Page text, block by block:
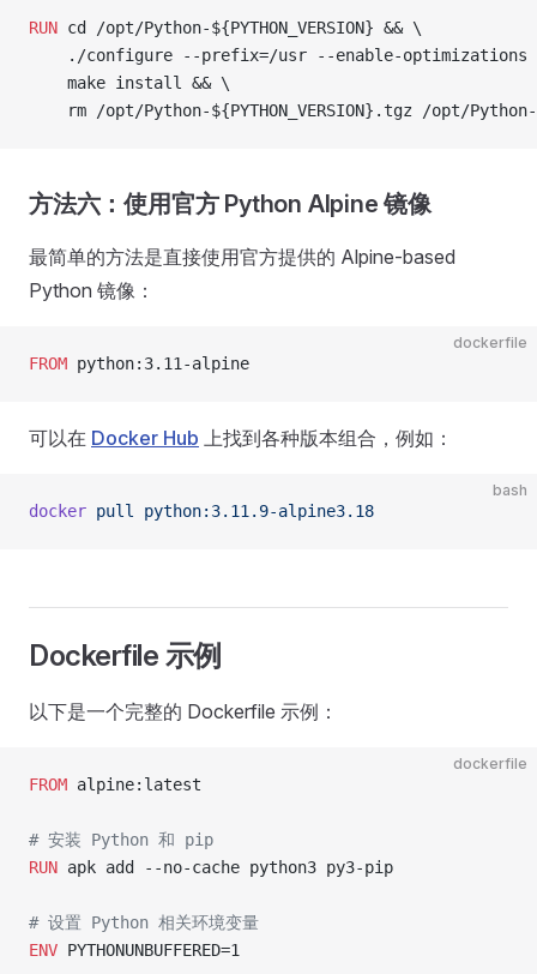
RUN cd /opt/Python-${PYTHON_VERSION} && \
./configure --prefix=/usr --enable-
    make install && \
rm /opt/Python-${PYTHON_VERSION}.tgz /opt/
方法六：使用官方 Python Alpine 镜像
最简单的方法是直接使用官方提供的 Alpine-based
Python 镜像：
dockerfile
FROM python:3.11-alpine
可以在 Docker Hub 上找到各种版本组合，例如：
bash
docker pull python:3.11.9-alpine3.18
Dockerfile 示例
以下是一个完整的 Dockerfile 示例：
dockerfile
FROM alpine:latest
# 安装 Python 和 pip
RUN apk add --no-cache python3 py3-pip
# 设置 Python 相关环境变量
ENV PYTHONUNBUFFERED=1